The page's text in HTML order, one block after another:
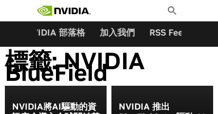
Toggle
Search
NVIDIA 部落格 加入我們 RSS Feeds
標籤:NVIDIA
BlueField
NVIDIA將AI驅動的資
NVIDIA 推出